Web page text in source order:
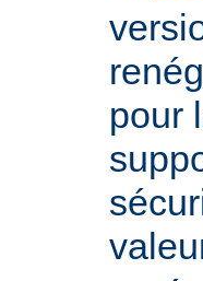
pour